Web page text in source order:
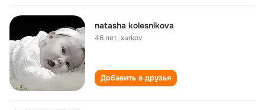
natasha kolesnikova
46 лет,xarkov
Добавить в друзья